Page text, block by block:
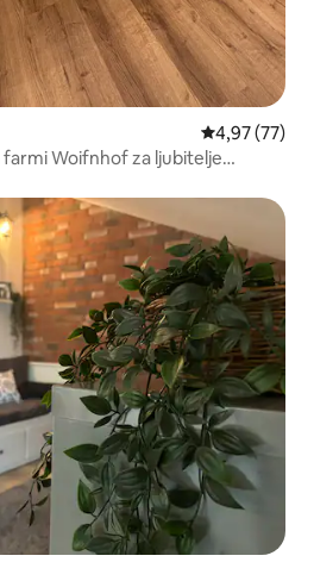
Prosječna
4,97 (77)
Woifnhof za ljubitelje
s oznakom „Odabrali gosti”